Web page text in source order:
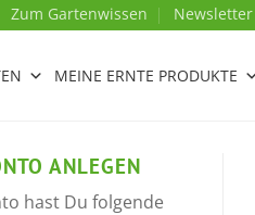
Zum Gartenwissen Newsletter
MEINE ERNTE PRODUKTE
ANLEGEN
hast Du folgende